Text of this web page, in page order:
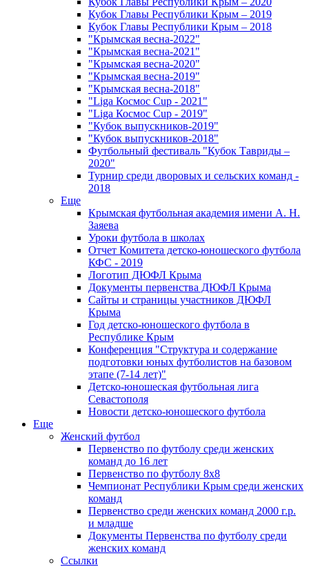
Кубок Главы Республики Крым – 2019
Кубок Главы Республики Крым – 2018
"Крымская весна-2022"
"Крымская весна-2021"
"Крымская весна-2020"
"Крымская весна-2019"
"Крымская весна-2018"
"Liga Космос Cup - 2021"
"Liga Космос Cup - 2019"
"Кубок выпускников-2019"
"Кубок выпускников-2018"
Футбольный фестиваль "Кубок Тавриды –
2020"
Турнир среди дворовых и сельских команд -
2018
Еще
Крымская футбольная академия имени А. Н.
Заяева
Уроки футбола в школах
Отчет Комитета детско-юношеского футбола
КФС - 2019
Логотип ДЮФЛ Крыма
Документы первенства ДЮФЛ Крыма
Сайты и страницы участников ДЮФЛ
Крыма
Год детско-юношеского футбола в
Республике Крым
Конференция "Структура и содержание
подготовки юных футболистов на базовом
этапе (7-14 лет)"
Детско-юношеская футбольная лига
Севастополя
Новости детско-юношеского футбола
Еще
Женский футбол
Первенство по футболу среди женских
команд до 16 лет
Первенство по футболу 8х8
Чемпионат Республики Крым среди женских
команд
Первенство среди женских команд 2000 г.р.
и младше
Документы Первенства по футболу среди
женских команд
Ссылки